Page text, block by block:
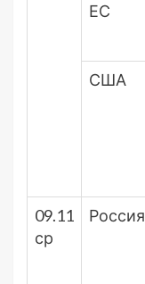
ЕС
США
09.11
ср
Россия